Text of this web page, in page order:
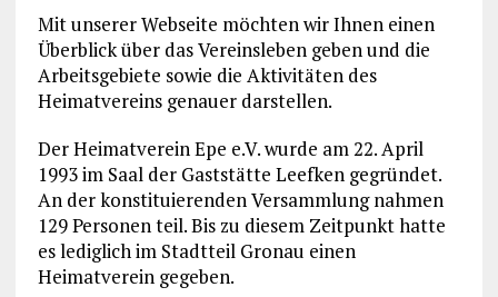
Mit unserer Webseite möchten wir Ihnen einen
Überblick über das Vereinsleben geben und die
Arbeitsgebiete sowie die Aktivitäten des
Heimatvereins genauer darstellen.
Der Heimatverein Epe e.V. wurde am 22. April
1993 im Saal der Gaststätte Leefken gegründet.
An der konstituierenden Versammlung nahmen
129 Personen teil. Bis zu diesem Zeitpunkt hatte
es lediglich im Stadtteil Gronau einen
Heimatverein gegeben.